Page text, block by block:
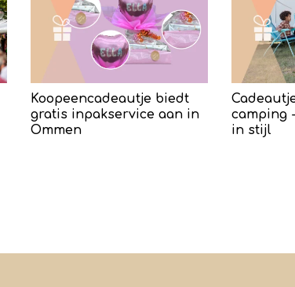
Koopeencadeautje biedt
gratis inpakservice aan in
Ommen
camping
in stijl